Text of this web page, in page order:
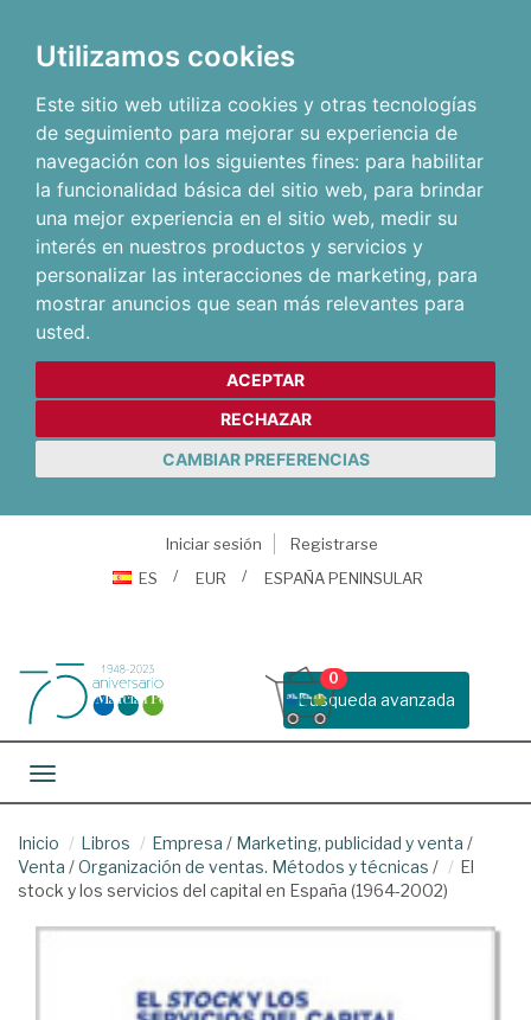
Utilizamos cookies
Este sitio web utiliza cookies y otras tecnologías
de seguimiento para mejorar su experiencia de
navegación con los siguientes fines: para habilitar
la funcionalidad básica del sitio web, para brindar
una mejor experiencia en el sitio web, medir su
interés en nuestros productos y servicios y
personalizar las interacciones de marketing, para
mostrar anuncios que sean más relevantes para
usted.
ACEPTAR
RECHAZAR
CAMBIAR PREFERENCIAS
Iniciar sesión
Registrarse
ES
EUR ESPAÑA PENINSULAR
Busqueda avanzada
0
Toggle navigation
Inicio Libros Empresa / Marketing, publicidad y venta /
Venta /Organización de ventas. Métodos y técnicas /
El
stock y los servicios del capital en España (1964-2002)